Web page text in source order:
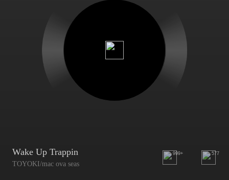
Wake Up Trappin
TOYOKI/mac ova seas
999+ 577